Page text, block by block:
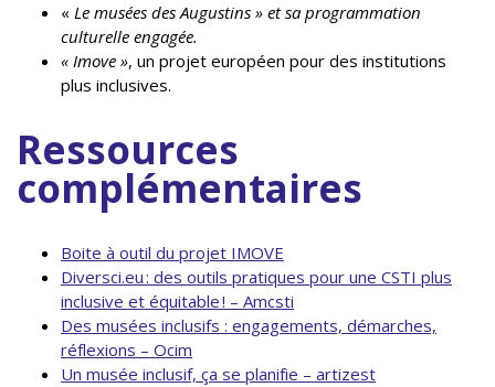
« Le musées des Augustins » et sa programmation
culturelle engagée.
« Imove », un projet européen pour des institutions
plus inclusives.
Ressources
complémentaires
Boite à outil du projet IMOVE
Diversci.eu : des outils pratiques pour une CSTI plus
inclusive et équitable ! – Amcsti
Des musées inclusifs : engagements, démarches,
réflexions – Ocim
Un musée inclusif, ça se planifie – artizest